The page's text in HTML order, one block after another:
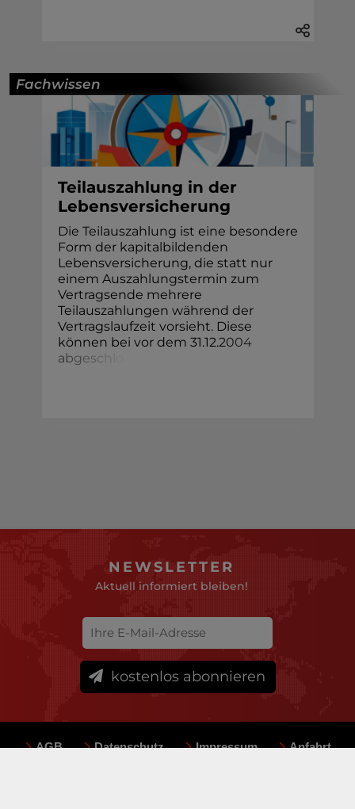
Fachwissen
Teilauszahlung in der
Lebensversicherung
Die Teilauszahlung ist eine besondere
Form der kapitalbildenden
Lebensversicherung, die statt nur
einem Auszahlungstermin zum
Vertragsende mehrere
Teilauszahlungen während der
Vertragslaufzeit vorsieht. Diese
können bei vor dem 31.12.2004
abgesch
NEWSLETTER
Aktuell informiert bleiben!
kostenlos abonnieren
AGB Datenschutz Impressum
Anfahrt